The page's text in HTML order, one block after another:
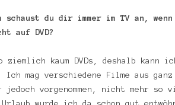
schaust du dir immer im TV an,
auf DVD?
ziemlich kaum DVDs, deshalb kann
Ich mag verschiedene Filme aus
jedoch vorgenommen, nicht mehr